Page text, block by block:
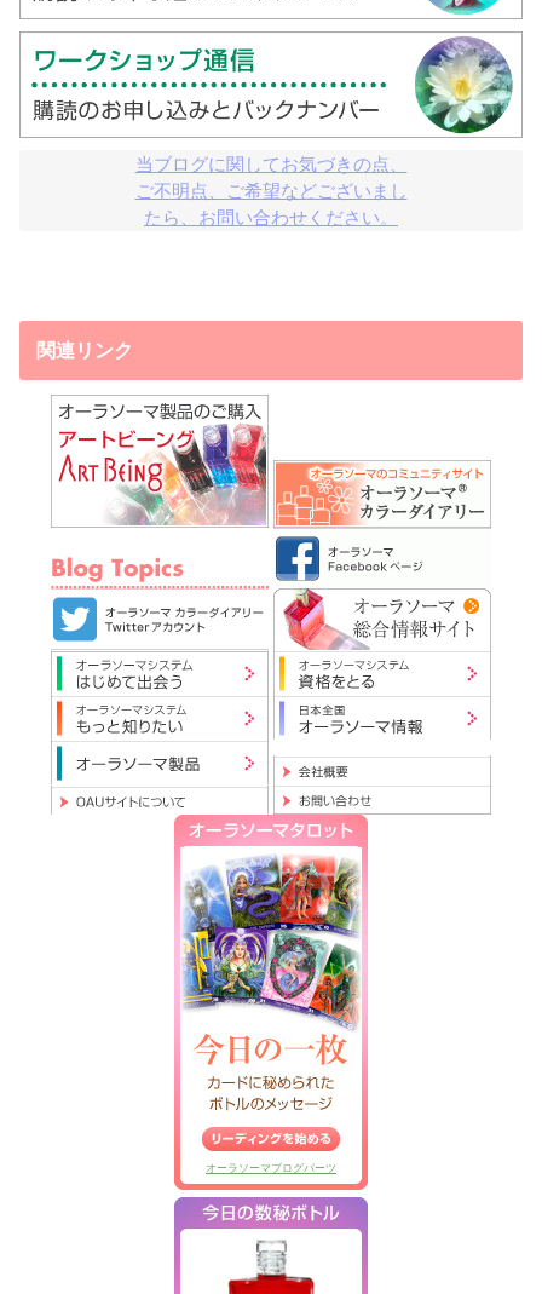
当ブログに関してお気づきの点、
ご不明点、ご希望などございまし
たら、お問い合わせください。
関連リンク